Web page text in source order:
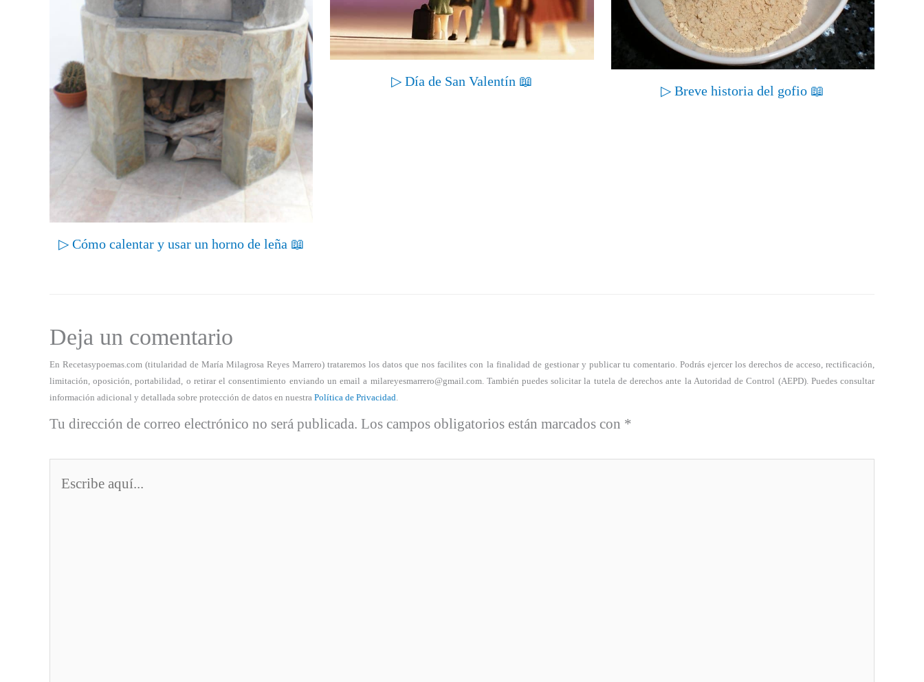
▷ Cómo calentar y usar un horno de leña 📖
▷ Día de San Valentín 📖
▷ Breve historia del gofio 📖
Deja un comentario
En Recetasypoemas.com (titularidad de María Milagrosa Reyes Marrero) trataremos los datos que nos facilites con la finalidad de gestionar y publicar tu comentario. Podrás ejercer los derechos de acceso, rectificación,
limitación, oposición, portabilidad, o retirar el consentimiento enviando un email a milareyesmarrero@gmail.com. También puedes solicitar la tutela de derechos ante la Autoridad de Control (AEPD). Puedes consultar
información adicional y detallada sobre protección de datos en nuestra Política de Privacidad.
Tu dirección de correo electrónico no será publicada. Los campos obligatorios están marcados con *